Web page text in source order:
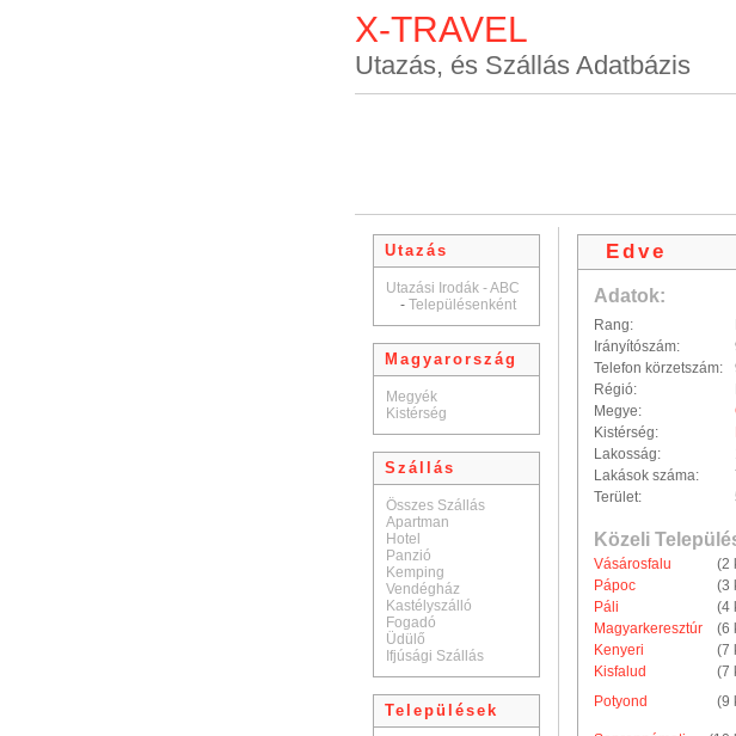
X-TRAVEL
Utazás, és Szállás Adatbázis
Utazás
Utazási Irodák - ABC
- Településenként
Magyarország
Megyék
Kistérség
Szállás
Összes Szállás
Apartman
Hotel
Panzió
Kemping
Vendégház
Kastélyszálló
Fogadó
Üdülő
Ifjúsági Szállás
Települések
Edve
Adatok:
Rang:
Irányítószám:
Telefon körzetszám:
Régió:
Megye:
Kistérség:
Lakosság:
Lakások száma:
Terület:
Közeli
Vásárosfalu (2
Pápoc
(3
Páli
(4
Magyarkeresztúr
(6
Kenyeri
(7
Kisfalud
(7
Potyond
(9